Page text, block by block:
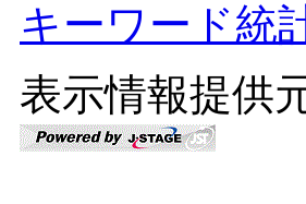
キーワード統
表示情報提供